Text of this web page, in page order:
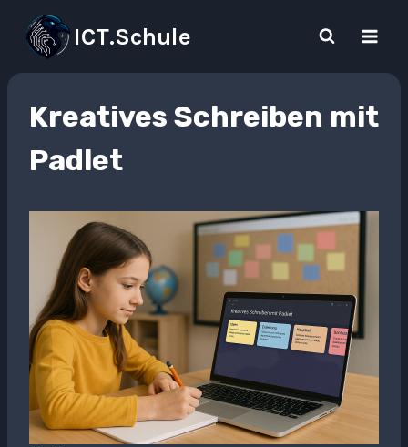
content
ICT.Schule
Kreatives Schreiben mit
Padlet